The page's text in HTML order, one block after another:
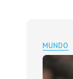
MUNDO